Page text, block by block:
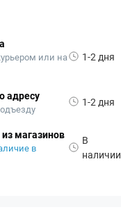
или на
1-2 дня
адресу 1-2 дня
магазинов
в
В
наличии